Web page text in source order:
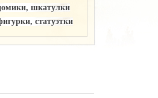
шкатулки
статуэтки